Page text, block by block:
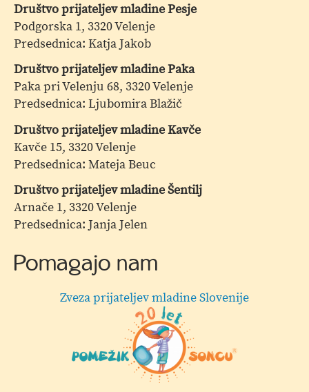
Društvo prijateljev mladine Pesje
Podgorska 1, 3320 Velenje
Predsednica: Katja Jakob
Društvo prijateljev mladine Paka
Paka pri Velenju 68, 3320 Velenje
Predsednica: Ljubomira Blažič
Društvo prijateljev mladine Kavče
Kavče 15, 3320 Velenje
Predsednica: Mateja Beuc
Društvo prijateljev mladine Šentilj
Arnače 1, 3320 Velenje
Predsednica: Janja Jelen
Pomagajo nam
Zveza prijateljev mladine Slovenije